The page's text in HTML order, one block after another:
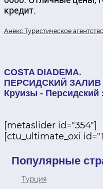
кредит.
Анекс Туристическое агентство
COSTA DIADEMA.
ПЕРСИДСКИЙ ЗАЛИВ
Круизы - Персидский
[metaslider id="354"]
[ctu_ultimate_oxi
Популярные
Турция